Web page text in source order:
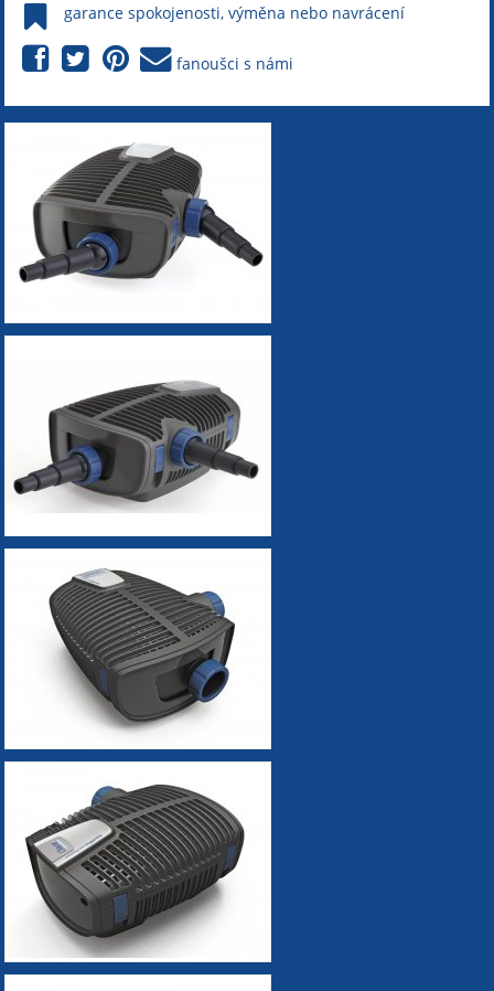
garance spokojenosti, výměna nebo navrácení
fanoušci s námi